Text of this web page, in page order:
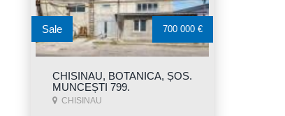
CHISINAU, BOTANICA, ȘOS.
MUNCEȘTI 799.
CHISINAU
Sale 700 000 €